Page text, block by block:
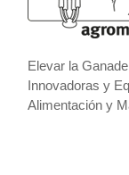
Elevar la
Innovadoras y
Alimentación y